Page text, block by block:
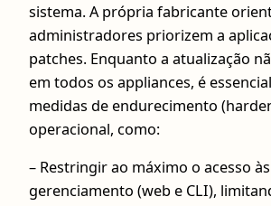
sistema. A própria fabricante
administradores priorizem a
patches. Enquanto a atualização
em todos os appliances, é
medidas de endurecimento
operacional, como:
– Restringir ao máximo o acesso
gerenciamento (web e CLI),